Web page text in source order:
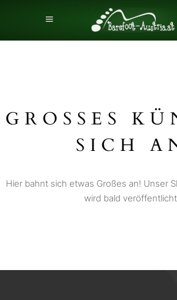
GROSSES
ICH AN
Hier bahnt sich etwas Großes an! Unser
wird bald